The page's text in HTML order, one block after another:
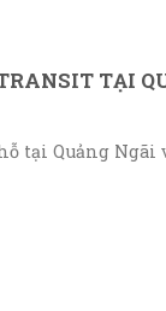
TẠI
tại Quảng Ngãi